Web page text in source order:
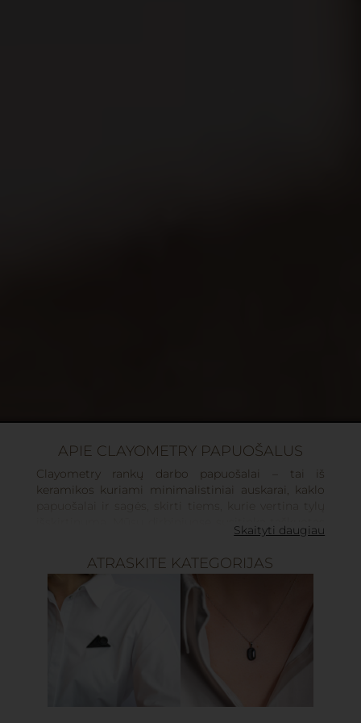
APIE CLAYOMETRY PAPUOŠALUS
Clayometry rankų darbo papuošalai – tai iš
keramikos kuriami minimalistiniai auskarai, kaklo
papuošalai ir sagės, skirti tiems, kurie vertina tylų
pilkas molis ir gili juoda porceliano masė, švelnios
organiškos formos ir grafiškos geometrinės linijos.
Papuošalai glazūruojami ramiomis mėtų, smėlio,
baltos ar dangaus mėlynos spalvomis, o detales
išryškina blizgūs aukso ar platinos akcentai ir maži
Kiekvienas keraminis papuošalas formuojamas,
šlifuojamas ir glazūruojamas rankomis mūsų
studijoje Lietuvoje, todėl nėra dviejų visiškai
vienodų dirbinių. Auskarai ir kaklo papuošalai
sukurti taip, kad būtų lengvi ir patogūs kasdienai, o
Skaityti daugiau
ATRASKITE KATEGORIJAS